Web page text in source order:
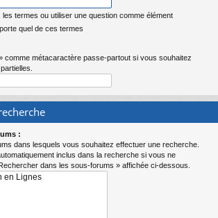
termes ou utiliser une question comme élément
quel de ces termes
comme métacaractère passe-partout si vous souhaitez
:
dans lesquels vous souhaitez effectuer une recherche.
inclus dans la recherche si vous ne
dans les sous-forums » affichée ci-dessous.